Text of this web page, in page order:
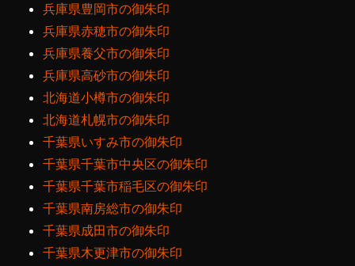
兵庫県豊岡市の御朱印
兵庫県赤穂市の御朱印
兵庫県養父市の御朱印
兵庫県高砂市の御朱印
北海道小樽市の御朱印
北海道札幌市の御朱印
千葉県いすみ市の御朱印
千葉県千葉市中央区の御朱印
千葉県千葉市稲毛区の御朱印
千葉県南房総市の御朱印
千葉県成田市の御朱印
千葉県木更津市の御朱印